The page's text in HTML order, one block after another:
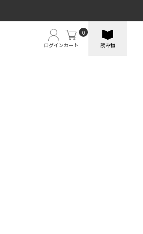
ログインカート
0
読み物